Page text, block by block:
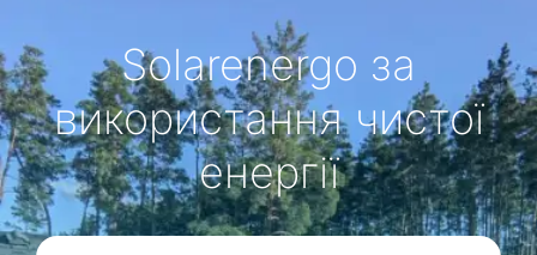
Solarenergo за
використання чистої
енергії